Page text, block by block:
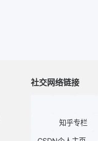
社交网络链接
知乎专栏